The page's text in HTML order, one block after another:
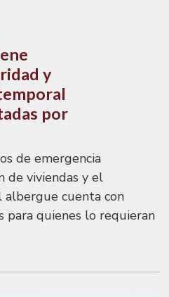
y
por
de emergencia
de viviendas y el
albergue cuenta con
para quienes lo requieran